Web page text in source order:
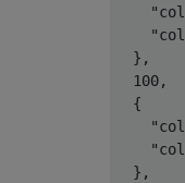
},
100,
{
},